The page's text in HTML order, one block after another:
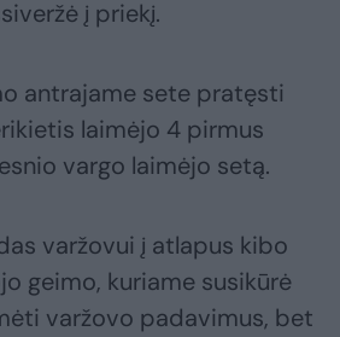
į priekį.
antrajame sete pratęsti
laimėjo 4 pirmus
vargo laimėjo setą.
varžovui į atlapus kibo
geimo, kuriame susikūrė
varžovo padavimus, bet